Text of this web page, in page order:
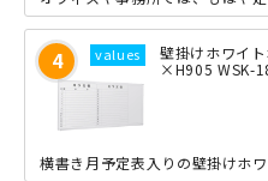
壁掛けホワイ
×H905 WSK-